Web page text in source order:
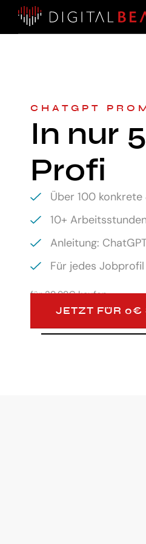
CHATGPT
In nur
Profi
Über 100
10+
Anleitung:
Für jedes
für29,99€ kaufen
JETZT FÜR 0€